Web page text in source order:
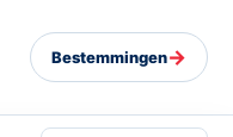
Bestemmingen→